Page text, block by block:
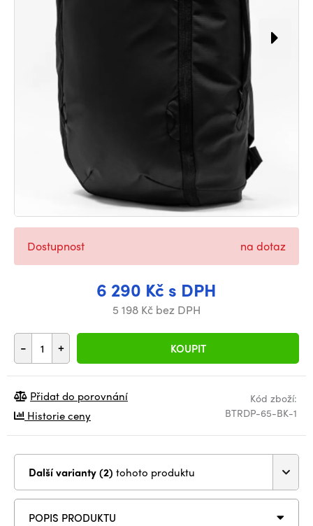
6 290 Kč s DPH
5 198 Kč bez DPH
- + KOUPIT
Dostupnost na dotaz
Kód zboží:
BTRDP-65-BK-1
Přidat do porovnání
Historie ceny
Další varianty (2) tohoto produktu
POPIS PRODUKTU